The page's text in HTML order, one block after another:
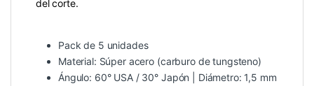
del corte.
Pack de 5 unidades
Material: Súper acero (carburo de tungsteno)
Ángulo: 60° USA / 30° Japón | Diámetro: 1,5 mm